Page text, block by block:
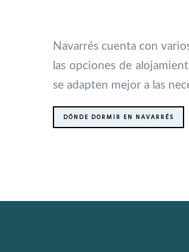
Navarrés cuenta con
las opciones de
se adapten mejor a las
DÓNDE DORMIR EN NAVARRÉS